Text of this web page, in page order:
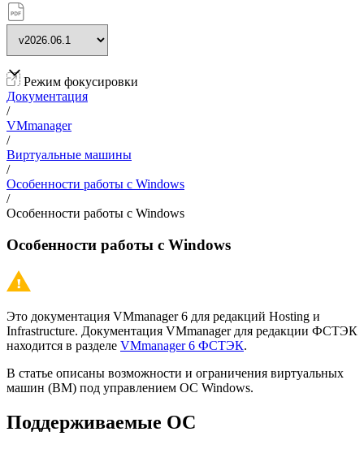
Режим фокусировки
Документация
/
VMmanager
/
Виртуальные машины
/
Особенности работы с Windows
/
Особенности работы с Windows
Особенности работы с Windows
Это документация VMmanager 6 для редакций Hosting и
Infrastructure. Документация VMmanager для редакции ФСТЭК
находится в разделе VMmanager 6 ФСТЭК.
В статье описаны возможности и ограничения виртуальных
машин (ВМ) под управлением ОС Windows.
Поддерживаемые ОС